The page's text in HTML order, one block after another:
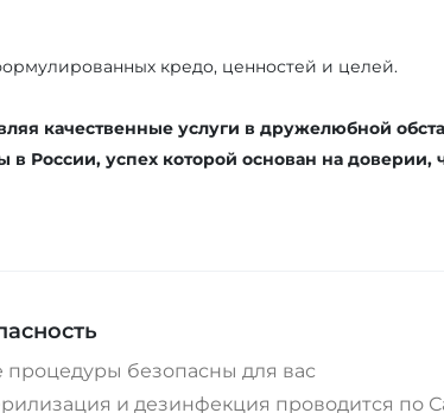
кредо, ценностей и целей.
качественные услуги в дружелюбной
России, успех которой основан на доверии,
процедуры безопасны для вас
и дезинфекция проводится по